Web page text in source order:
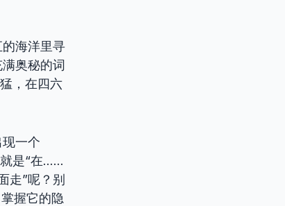
海洋里寻
奥秘的词
，在四六
一个
就是“在……
走”呢？别
握它的隐